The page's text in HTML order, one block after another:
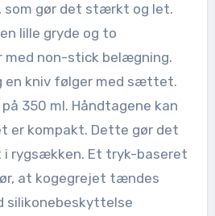
som gør det stærkt og let.
lille gryde og to
med non-stick belægning.
en kniv følger med sættet.
350 ml. Håndtagene kan
er kompakt. Dette gør det
rygsækken. Et tryk-baseret
at kogegrejet tændes
silikonebeskyttelse